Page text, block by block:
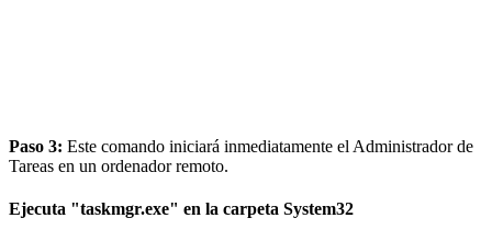
Paso 3: Este comando iniciará inmediatamente el Administrador de
Tareas en un ordenador remoto.
Ejecuta "taskmgr.exe" en la carpeta System32